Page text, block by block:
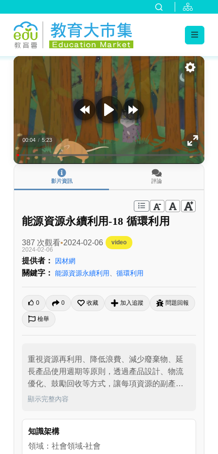
:::
00:04 / 5:23
影片資訊 評論
能源資源永續利用-18 循環利用
387 次觀看 2024-02-06
video
2024-02-06
提供者： 因材網
關鍵字： 能源資源永續利用 循環利用
0 0 收藏 加入追蹤 問題回報
檢舉
重視資源再利用、降低浪費、減少廢棄物、延
長產品使用週期等原則，透過產品設計、物流
優化、鼓勵回收等方式，讓每項資源的副產品
或損壞的商品，成為新的原料或素材。
顯示完整內容
知識架構
領域：社會領域-社會